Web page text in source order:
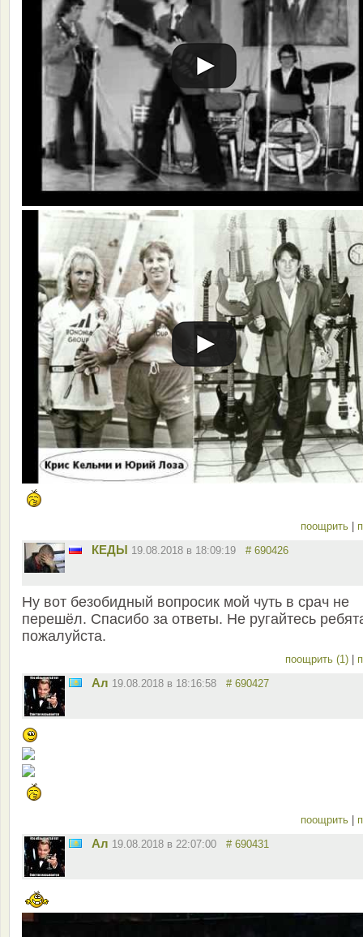
поощрить
КЕДЫ 19.08.2018 в 18:09:19 # 690426
Ну вот безобидный вопросик мой чуть в срач не
перешёл. Спасибо за ответы. Не ругайтесь
пожалуйста.
поощрить (1)
Ал 19.08.2018 в 18:16:58 # 690427
поощрить
Ал 19.08.2018 в 22:07:00 # 690431